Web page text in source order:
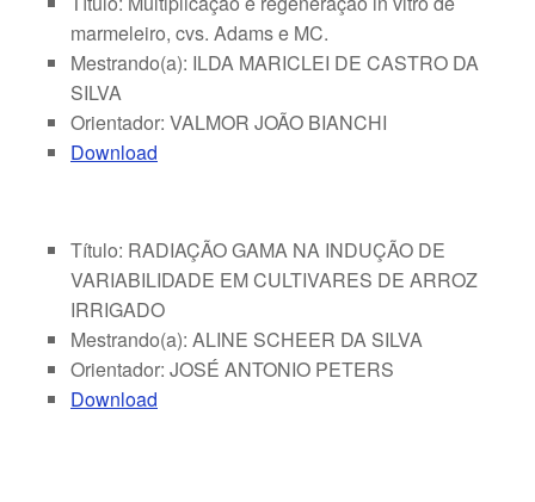
marmeleiro, cvs. Adams e MC.
Mestrando(a): ILDA MARICLEI DE CASTRO DA
SILVA
Orientador: VALMOR JOÃO BIANCHI
Download
Título: RADIAÇÃO GAMA NA INDUÇÃO DE
VARIABILIDADE EM CULTIVARES DE ARROZ
IRRIGADO
Mestrando(a): ALINE SCHEER DA SILVA
Orientador: JOSÉ ANTONIO PETERS
Download